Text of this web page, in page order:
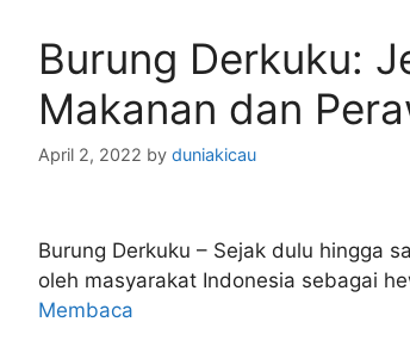
Burung Derkuku:
Makanan dan
April 2, 2022 by duniakicau
Burung Derkuku – Sejak dulu hingga
oleh masyarakat Indonesia sebagai
Membaca